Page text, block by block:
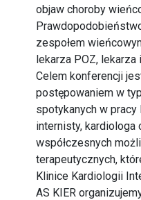
objaw choroby
zespołem
lekarza POZ,
Celem konferencji
postępowaniem w
spotykanych w
internisty, kardiologa
współczesnych
terapeutycznych,
Klinice Kardiologii
AS KIER